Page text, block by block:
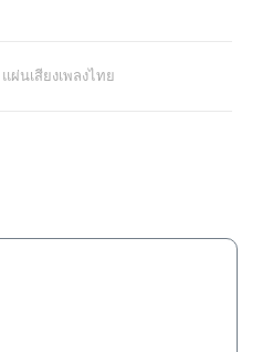
แผ่นเสียงเพลงไทย